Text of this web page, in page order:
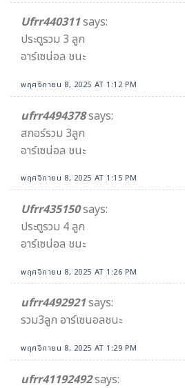
Ufrr440311says:
ประตูรวม 3 ลูก
อาร์เซน่อล ชนะ
พฤศจิกายน 8, 2025 AT 1:12 PM
ufrr4494378says:
สกอร์รวม 3ลูก
อาร์เซน่อล ชนะ
พฤศจิกายน 8, 2025 AT 1:15 PM
Ufrr435150says:
ประตูรวม 4 ลูก
อาร์เซน่อล ชนะ
พฤศจิกายน 8, 2025 AT 1:26 PM
ufrr4492921says:
รวม3ลูก อาร์เซนอลชนะ
พฤศจิกายน 8, 2025 AT 1:29 PM
ufrr41192492says: